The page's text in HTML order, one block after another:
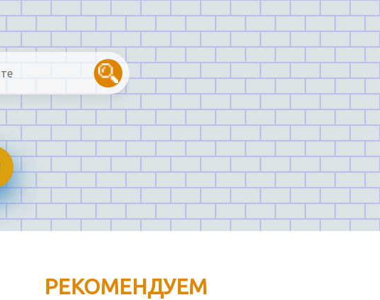
РЕКОМЕНДУЕМ